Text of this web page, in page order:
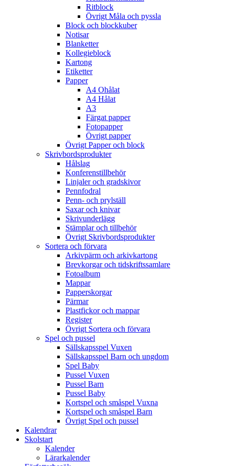
Ritblock
Övrigt Måla och pyssla
Block och blockkuber
Notisar
Blanketter
Kollegieblock
Kartong
Etiketter
Papper
A4 Ohålat
A4 Hålat
A3
Färgat papper
Fotopapper
Övrigt papper
Övrigt Papper och block
Skrivbordsprodukter
Hålslag
Konferenstillbehör
Linjaler och gradskivor
Pennfodral
Penn- och prylställ
Saxar och knivar
Skrivunderlägg
Stämplar och tillbehör
Övrigt Skrivbordsprodukter
Sortera och förvara
Arkivpärm och arkivkartong
Brevkorgar och tidskriftssamlare
Fotoalbum
Mappar
Papperskorgar
Pärmar
Plastfickor och mappar
Register
Övrigt Sortera och förvara
Spel och pussel
Sällskapsspel Vuxen
Sällskapsspel Barn och ungdom
Spel Baby
Pussel Vuxen
Pussel Barn
Pussel Baby
Kortspel och småspel Vuxna
Kortspel och småspel Barn
Övrigt Spel och pussel
Kalendrar
Skolstart
Kalender
Lärarkalender